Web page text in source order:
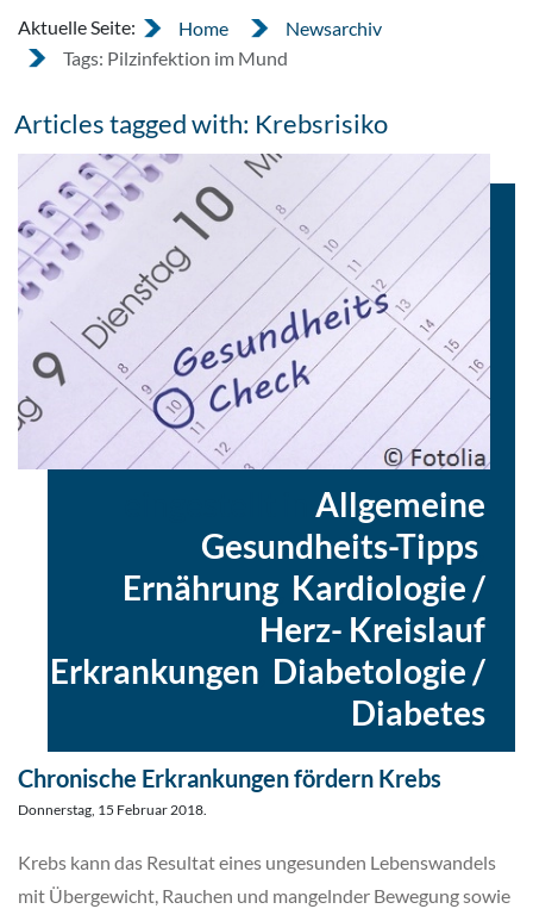
Aktuelle Seite: Home
Newsarchiv
Tags: Pilzinfektion im Mund
Articles tagged with: Krebsrisiko
Allgemeine
Gesundheits-Tipps
Ernährung, Kardiologie /
Herz- Kreislauf
Erkrankungen Diabetologie /
Diabetes
Chronische Erkrankungen fördern Krebs
Donnerstag, 15 Februar 2018.
Krebs kann das Resultat eines ungesunden Lebenswandels
mit Übergewicht, Rauchen und mangelnder Bewegung sowie